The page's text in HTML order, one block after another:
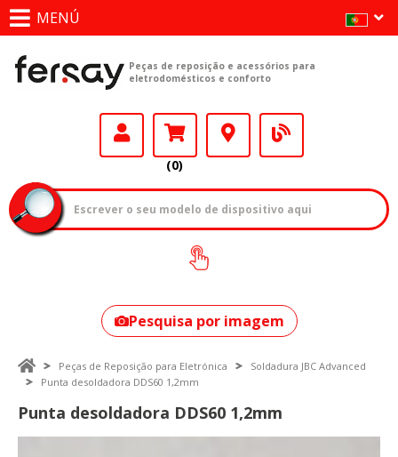
MENÚ
Peças de reposição e acessórios para
eletrodomésticos e conforto
(0)
Como encontrar
o seu modelo?
Pesquisa por imagem
Peças de Reposição para Eletrónica
Soldadura JBC Advanced
Punta desoldadora DDS60 1,2mm
Punta desoldadora DDS60 1,2mm